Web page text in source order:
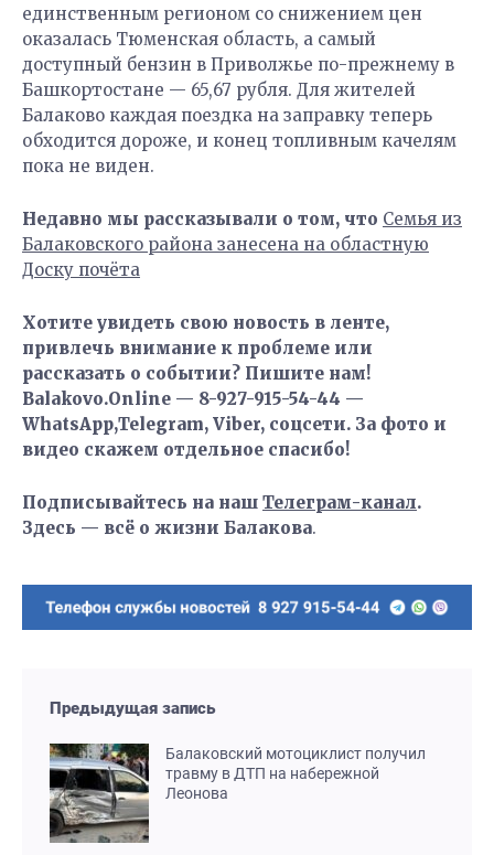
единственным регионом со снижением цен
оказалась Тюменская область, а самый
доступный бензин в Приволжье по-прежнему в
Башкортостане — 65,67 рубля. Для жителей
Балаково каждая поездка на заправку теперь
обходится дороже, и конец топливным качелям
пока не виден.
Недавно мы рассказывали о том, что Семья из
Балаковского района занесена на областную
Доску почёта
Хотите увидеть свою новость в ленте,
привлечь внимание к проблеме или
рассказать о событии? Пишите нам!
Balakovo.Online — 8-927-915-54-44 —
WhatsApp,Telegram, Viber, соцсети. За фото и
видео скажем отдельное спасибо!
Подписывайтесь на наш Телеграм-канал.
Здесь — всё о жизни Балакова.
Предыдущая запись
Балаковский мотоциклист получил
травму в ДТП на набережной
Леонова